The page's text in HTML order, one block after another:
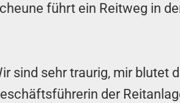
führt ein Reitweg in
sind sehr traurig, mir blutet
der